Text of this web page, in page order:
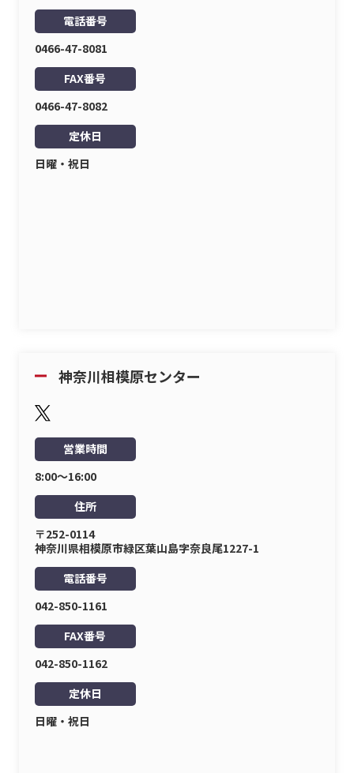
電話番号
0466-47-8081
FAX番号
0466-47-8082
定休日
日曜・祝日
神奈川相模原センター
営業時間
8:00〜16:00
住所
〒252-0114
神奈川県相模原市緑区葉山島字奈良尾1227-1
電話番号
042-850-1161
FAX番号
042-850-1162
定休日
日曜・祝日